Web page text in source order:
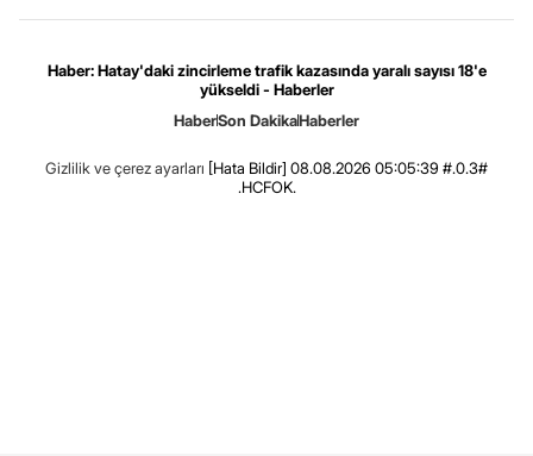
Haber: Hatay'daki zincirleme trafik kazasında yaralı sayısı 18'e
yükseldi - Haberler
HaberSon DakikaHaberler
Gizlilik ve çerez ayarları [Hata Bildir] 08.08.2026 05:05:39 #.0.3#
.HCFOK.